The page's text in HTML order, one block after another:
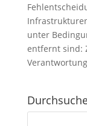
unter
entfernt sind: